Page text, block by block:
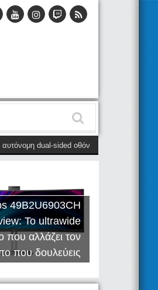
dual-sided οθόνη (28 Μαΐου)
49B2U6903CH
Το ultrawide
που αλλάζει τον
που δουλεύεις